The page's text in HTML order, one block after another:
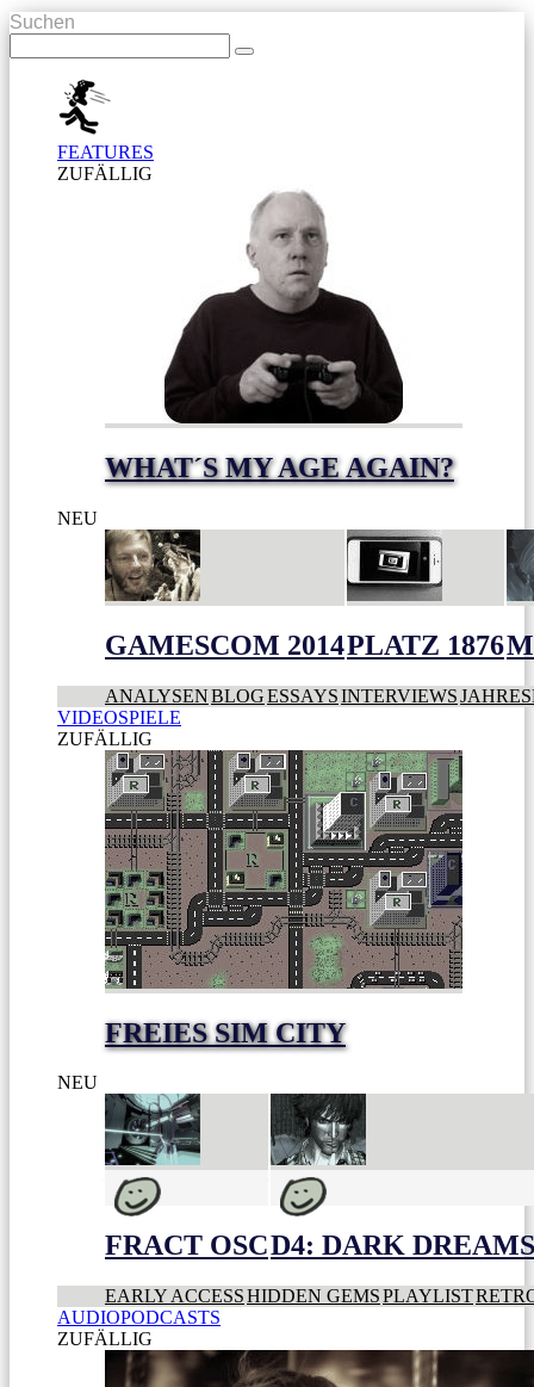
Suchen
FEATURES
ZUFÄLLIG
WHAT´S MY AGE AGAIN?
NEU
GAMESCOM 2014PLATZ 1876
ANALYSENBLOGESSAYSINTERVIEWS
VIDEOSPIELE
ZUFÄLLIG
FREIES SIM CITY
NEU
FRACT OSCD4: DARK
EARLY ACCESSHIDDEN GEMSPLAYLIST
AUDIOPODCASTS
ZUFÄLLIG